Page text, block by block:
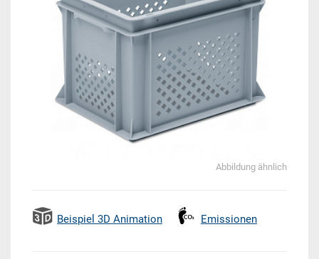
Abbildung ähnlich
Beispiel 3D Animation Emissionen